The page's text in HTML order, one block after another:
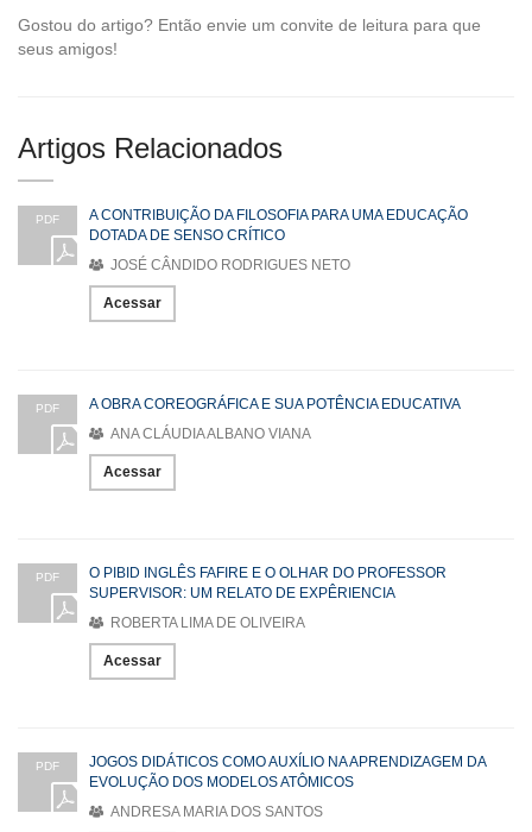
Gostou do artigo? Então envie um convite de leitura para que
seus amigos!
Artigos Relacionados
PDF
A CONTRIBUIÇÃO DA FILOSOFIA PARA UMA EDUCAÇÃO
DOTADA DE SENSO CRÍTICO
JOSÉ CÂNDIDO RODRIGUES NETO
Acessar
PDF
A OBRA COREOGRÁFICA E SUA POTÊNCIA EDUCATIVA
ANA CLÁUDIA ALBANO VIANA
Acessar
PDF
O PIBID INGLÊS FAFIRE E O OLHAR DO PROFESSOR
SUPERVISOR: UM RELATO DE EXPÊRIENCIA
ROBERTA LIMA DE OLIVEIRA
Acessar
PDF
JOGOS DIDÁTICOS COMO AUXÍLIO NA APRENDIZAGEM DA
EVOLUÇÃO DOS MODELOS ATÔMICOS
ANDRESA MARIA DOS SANTOS